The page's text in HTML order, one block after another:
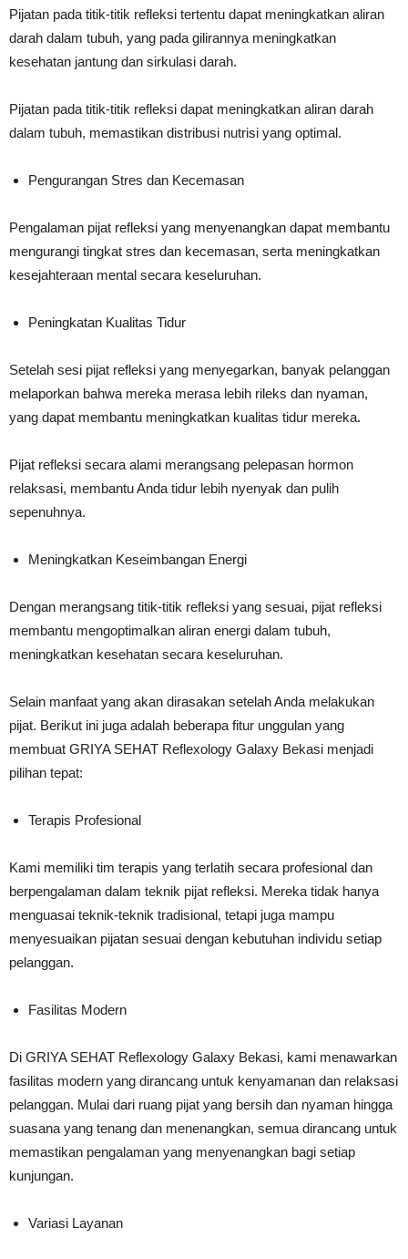
Pijatan pada titik-titik refleksi tertentu dapat meningkatkan aliran
darah dalam tubuh, yang pada gilirannya meningkatkan
kesehatan jantung dan sirkulasi darah.
Pijatan pada titik-titik refleksi dapat meningkatkan aliran darah
dalam tubuh, memastikan distribusi nutrisi yang optimal.
Pengurangan Stres dan Kecemasan
Pengalaman pijat refleksi yang menyenangkan dapat membantu
mengurangi tingkat stres dan kecemasan, serta meningkatkan
kesejahteraan mental secara keseluruhan.
Peningkatan Kualitas Tidur
Setelah sesi pijat refleksi yang menyegarkan, banyak pelanggan
melaporkan bahwa mereka merasa lebih rileks dan nyaman,
yang dapat membantu meningkatkan kualitas tidur mereka.
Pijat refleksi secara alami merangsang pelepasan hormon
relaksasi, membantu Anda tidur lebih nyenyak dan pulih
sepenuhnya.
Meningkatkan Keseimbangan Energi
Dengan merangsang titik-titik refleksi yang sesuai, pijat refleksi
membantu mengoptimalkan aliran energi dalam tubuh,
meningkatkan kesehatan secara keseluruhan.
Selain manfaat yang akan dirasakan setelah Anda melakukan
pijat. Berikut ini juga adalah beberapa fitur unggulan yang
membuat GRIYA SEHAT Reflexology Galaxy Bekasi menjadi
pilihan tepat:
Terapis Profesional
Kami memiliki tim terapis yang terlatih secara profesional dan
berpengalaman dalam teknik pijat refleksi. Mereka tidak hanya
menguasai teknik-teknik tradisional, tetapi juga mampu
menyesuaikan pijatan sesuai dengan kebutuhan individu setiap
pelanggan.
Fasilitas Modern
Di GRIYA SEHAT Reflexology Galaxy Bekasi, kami menawarkan
fasilitas modern yang dirancang untuk kenyamanan dan relaksasi
pelanggan. Mulai dari ruang pijat yang bersih dan nyaman hingga
suasana yang tenang dan menenangkan, semua dirancang untuk
memastikan pengalaman yang menyenangkan bagi setiap
kunjungan.
Variasi Layanan